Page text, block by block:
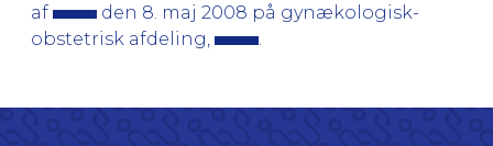
af
den 8. maj 2008 på gynækologisk-
obstetrisk afdeling,